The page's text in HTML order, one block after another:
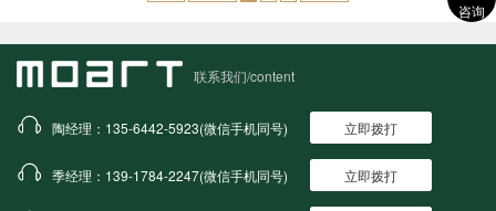
联系我们/content
陶经理：135-6442-5923(微信手机同号) 立即拨打
季经理：139-1784-2247(微信手机同号) 立即拨打
咨询